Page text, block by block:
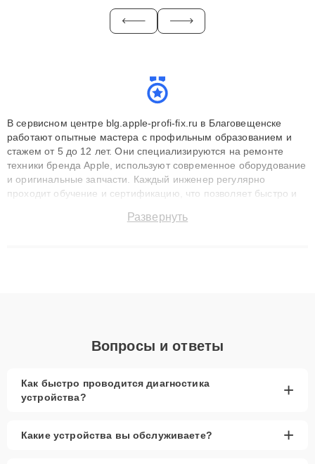
В сервисном центре blg.apple-profi-fix.ru в Благовещенске
работают опытные мастера с профильным образованием и
стажем от 5 до 12 лет. Они специализируются на ремонте
техники бренда Apple, используют современное оборудование
и оригинальные запчасти. Каждый инженер регулярно
проходит обучение и сертификацию, что позволяет быстро и
сохранением гарантии до 3 лет. Наши мастера решают
Развернуть
Вопросы и ответы
Как быстро проводится диагностика
устройства?
+
Какие устройства вы обслуживаете? +